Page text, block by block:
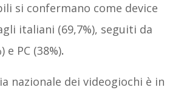
si confermano come device
italiani (69,7%), seguiti da
e PC (38%).
nazionale dei videogiochi è in